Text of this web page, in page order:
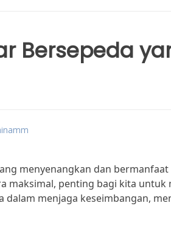
Bersepeda
menyenangkan dan
maksimal, penting bagi kita untuk
dalam menjaga keseimbangan,